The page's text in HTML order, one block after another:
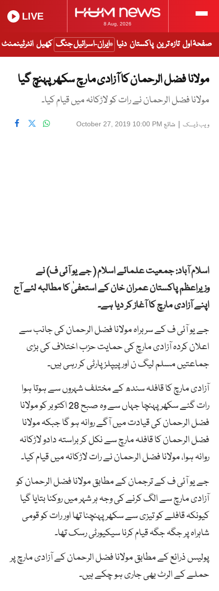
8 Aug, 2026
LIVE
صفحۂ اول تازہ ترین پاکستان دنیا ایران-اسرائیل جنگ کھیل انٹرٹینمنٹ
مولانا فضل الرحمان کا آزادی مارچ سکھر پہنچ گیا
مولانا فضل الرحمان نے رات کو لاڑکانہ میں قیام کیا۔
ویب ڈیسک | شائع October 27, 2019 10:00 PM
اسلام آباد: جمعیت علمائے اسلام ( جے یو آئی ف) نے
وزیراعظم پاکستان عمران خان کے استعفیٰ کا مطالبہ لئے آج
اپنے آزادی مارچ کا آغاز کر دیا ہے۔
جے یو آئی ف کے سربراہ مولانا فضل الرحمان کی جانب سے
اعلان کردہ آزادی مارچ کی حمایت حزب اختلاف کی بڑی
جماعتیں مسلم لیگ ن اور پیپلز پارٹی کر رہی ہیں۔
آزادی مارچ کا قافلہ سندھ کے مختلف شہروں سے ہوتا ہوا
رات گئے سکھر پہنچا جہاں سے وہ صبح 28 اکتوبر کو مولانا
فضل الرحمان کی قیادت میں آگے روانہ ہو گا جبکہ مولانا
فضل الرحمان کا قافلہ مارچ سے نکل کر براستہ دادو لاڑکانہ
روانہ ہوا، مولانا فضل الرحمان نے رات لاڑکانہ میں قیام کیا۔
جے یو آئی ف کے ترجمان کے مطابق مولانا فضل الرحمان کو
آزادی مارچ سے الگ کرنے کی وجہ ہر شہر میں روکنا بتایا گیا
کیونکہ قافلے کو تیزی سے سکھر پہنچنا تھا اور رات کو قومی
شاہراہ پر جگہ جگہ قیام کرنا سیکیورٹی رسک تھا۔
پولیس ذرائع کے مطابق مولانا فضل الرحمان کے آزادی مارچ پر
حملے کے الرٹ بھی جاری ہو چکے ہیں۔